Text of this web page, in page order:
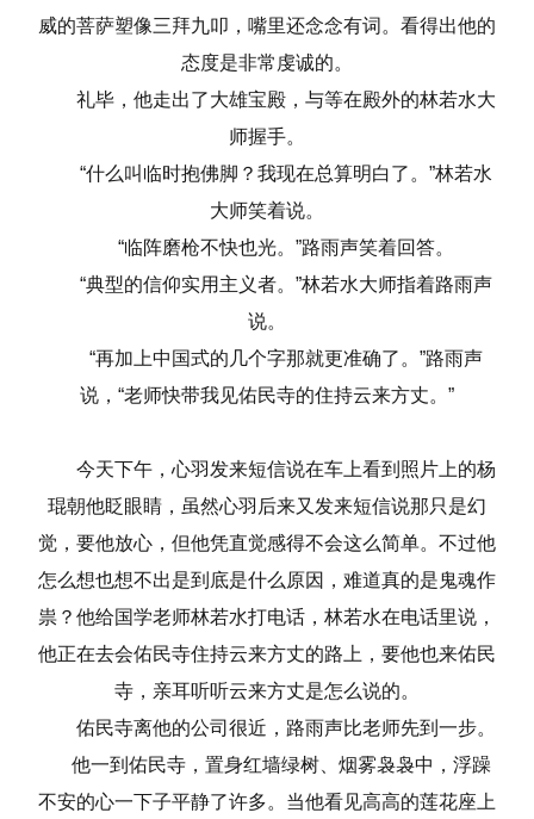
威的菩萨塑像三拜九叩，嘴里还念念有词。看得出他的
态度是非常虔诚的。
礼毕，他走出了大雄宝殿，与等在殿外的林若水大
师握手。
“什么叫临时抱佛脚？我现在总算明白了。”林若水
大师笑着说。
“临阵磨枪不快也光。”路雨声笑着回答。
“典型的信仰实用主义者。”林若水大师指着路雨声
说。
“再加上中国式的几个字那就更准确了。”路雨声
说，“老师快带我见佑民寺的住持云来方丈。”
今天下午，心羽发来短信说在车上看到照片上的杨
琨朝他眨眼睛，虽然心羽后来又发来短信说那只是幻
觉，要他放心，但他凭直觉感得不会这么简单。不过他
怎么想也想不出是到底是什么原因，难道真的是鬼魂作
祟？他给国学老师林若水打电话，林若水在电话里说，
他正在去会佑民寺住持云来方丈的路上，要他也来佑民
寺，亲耳听听云来方丈是怎么说的。
佑民寺离他的公司很近，路雨声比老师先到一步。
他一到佑民寺，置身红墙绿树、烟雾袅袅中，浮躁
不安的心一下子平静了许多。当他看见高高的莲花座上